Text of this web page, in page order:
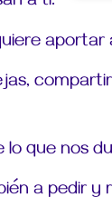
aportar
lo que nos
a pedir